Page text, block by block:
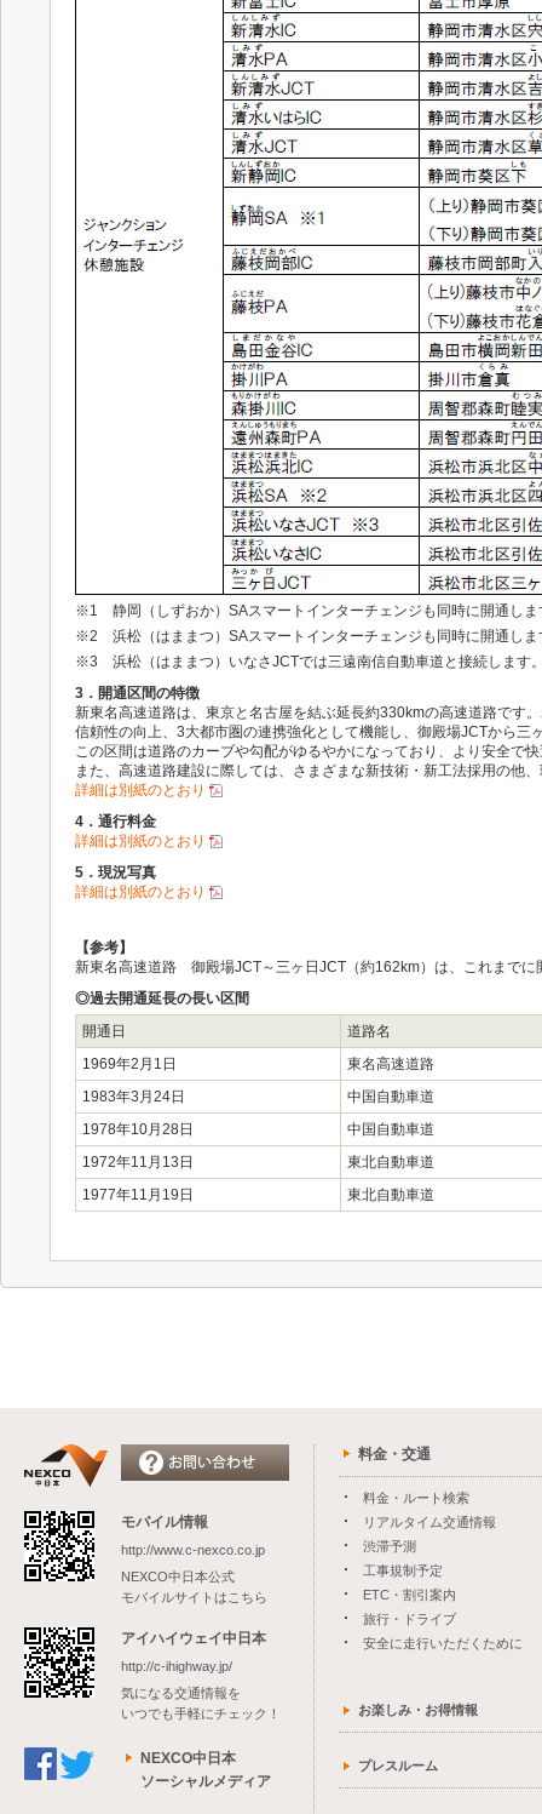
※1 静岡（しずおか）SAスマートインターチェンジも同時に開通しま
※2 浜松（はままつ）SAスマートインターチェンジも同時に開通しま
※3 浜松（はままつ）いなさJCTでは三遠南信自動車道と接続します
3．開通区間の特徴
新東名高速道路は、東京と名古屋を結ぶ延長約330kmの高速道路です
信頼性の向上、3大都市圏の連携強化として機能し、御殿場JCTから
この区間は道路のカーブや勾配がゆるやかになっており、より安全で
また、高速道路建設に際しては、さまざまな新技術・新工法採用の他
詳細は別紙のとおり
4．通行料金
詳細は別紙のとおり
5．現況写真
詳細は別紙のとおり
【参考】
新東名高速道路 御殿場JCT～三ヶ日JCT（約162km）は、これまで
◎過去開通延長の長い区間
開通日
道路名
1969年2月1日
東名高速道路
1983年3月24日
中国自動車道
1978年10月28日
中国自動車道
1972年11月13日
東北自動車道
1977年11月19日
東北自動車道
モバイル情報
http://www.c-nexco.co.jp
NEXCO中日本公式
モバイルサイトはこちら
アイハイウェイ中日本
http://c-ihighway.jp/
気になる交通情報を
いつでも手軽にチェック！
NEXCO中日本
ソーシャルメディア
料金・交通
料金・ルート検索
リアルタイム交通情報
渋滞予測
工事規制予定
ETC・割引案内
旅行・ドライブ
安全に走行いただくために
お楽しみ・お得情報
プレスルーム